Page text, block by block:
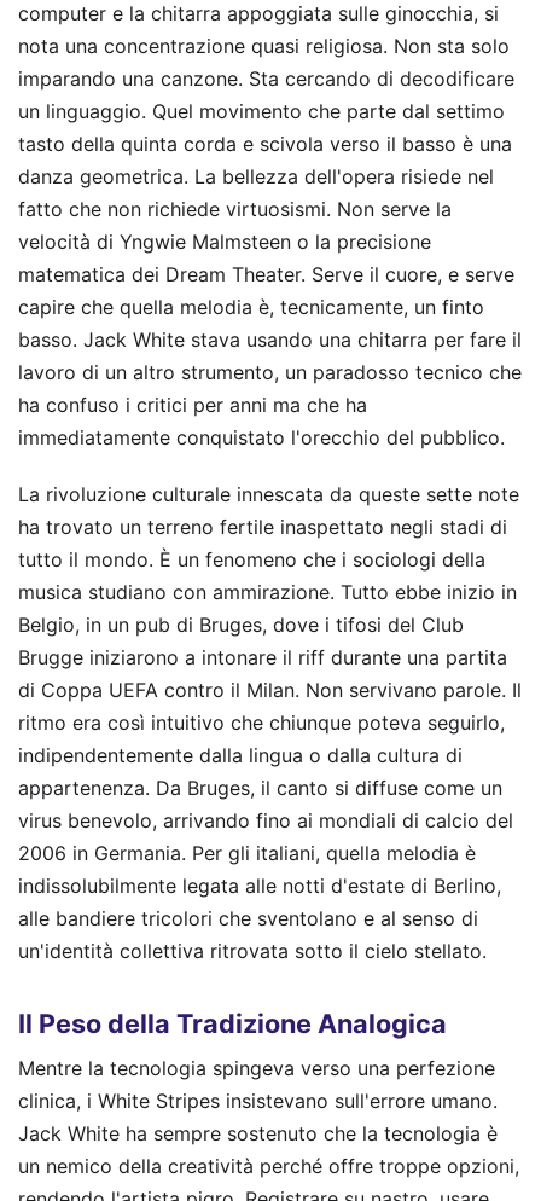
computer e la chitarra appoggiata sulle ginocchia, si
nota una concentrazione quasi religiosa. Non sta solo
imparando una canzone. Sta cercando di decodificare
un linguaggio. Quel movimento che parte dal settimo
tasto della quinta corda e scivola verso il basso è una
danza geometrica. La bellezza dell'opera risiede nel
fatto che non richiede virtuosismi. Non serve la
velocità di Yngwie Malmsteen o la precisione
matematica dei Dream Theater. Serve il cuore, e serve
capire che quella melodia è, tecnicamente, un finto
basso. Jack White stava usando una chitarra per fare il
lavoro di un altro strumento, un paradosso tecnico che
ha confuso i critici per anni ma che ha
immediatamente conquistato l'orecchio del pubblico.
La rivoluzione culturale innescata da queste sette note
ha trovato un terreno fertile inaspettato negli stadi di
tutto il mondo. È un fenomeno che i sociologi della
musica studiano con ammirazione. Tutto ebbe inizio in
Belgio, in un pub di Bruges, dove i tifosi del Club
Brugge iniziarono a intonare il riff durante una partita
di Coppa UEFA contro il Milan. Non servivano parole. Il
ritmo era così intuitivo che chiunque poteva seguirlo,
indipendentemente dalla lingua o dalla cultura di
appartenenza. Da Bruges, il canto si diffuse come un
virus benevolo, arrivando fino ai mondiali di calcio del
2006 in Germania. Per gli italiani, quella melodia è
indissolubilmente legata alle notti d'estate di Berlino,
alle bandiere tricolori che sventolano e al senso di
un'identità collettiva ritrovata sotto il cielo stellato.
Il Peso della Tradizione Analogica
Mentre la tecnologia spingeva verso una perfezione
clinica, i White Stripes insistevano sull'errore umano.
Jack White ha sempre sostenuto che la tecnologia è
un nemico della creatività perché offre troppe opzioni,